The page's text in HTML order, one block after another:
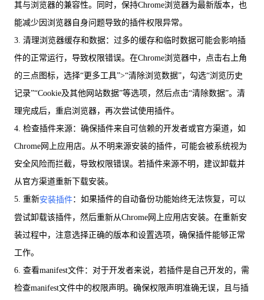
其与浏览器的兼容性。同时，保持Chrome浏览器为最新版本，也
能减少因浏览器自身问题导致的插件权限异常。
3. 清理浏览器缓存和数据：过多的缓存和临时数据可能会影响插
件的正常运行，导致权限错误。在Chrome浏览器中，点击右上角
的三点图标，选择“更多工具”>“清除浏览数据”，勾选“浏览历史
记录”“Cookie及其他网站数据”等选项，然后点击“清除数据”。清
理完成后，重启浏览器，再次尝试使用插件。
4. 检查插件来源：确保插件来自可信赖的开发者或官方渠道，如
Chrome网上应用店。从不明来源安装的插件，可能会被系统视为
安全风险而拦截，导致权限错误。若插件来源不明，建议卸载并
从官方渠道重新下载安装。
5. 重新安装插件：如果插件的自动备份功能始终无法恢复，可以
尝试卸载该插件，然后重新从Chrome网上应用店安装。在重新安
装过程中，注意选择正确的版本和设置选项，确保插件能够正常
工作。
6. 查看manifest文件：对于开发者来说，若插件是自己开发的，需
检查manifest文件中的权限声明。确保权限声明准确无误，且与插